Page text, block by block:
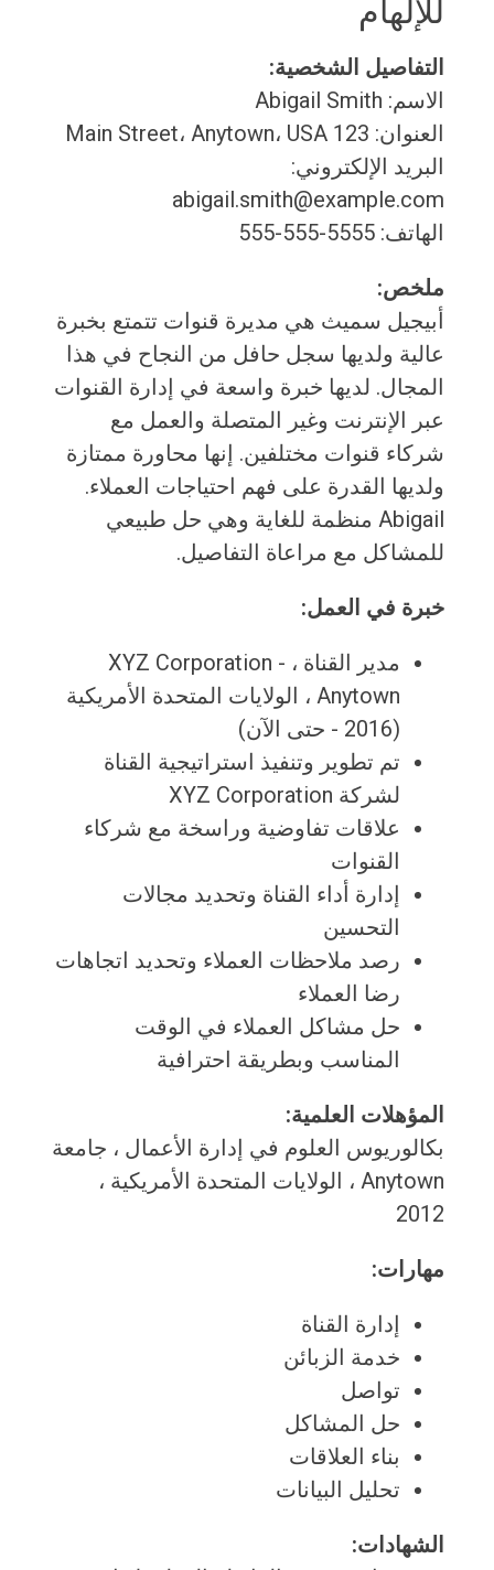
للإلهام
التفاصيل الشخصية:
الاسم: Abigail Smith
العنوان: 123 Main Street، Anytown، USA
البريد الإلكتروني:
abigail.smith@example.com
الهاتف: 5555-555-555
ملخص:
أبيجيل سميث هي مديرة قنوات تتمتع بخبرة
عالية ولديها سجل حافل من النجاح في هذا
المجال. لديها خبرة واسعة في إدارة القنوات
عبر الإنترنت وغير المتصلة والعمل مع
شركاء قنوات مختلفين. إنها محاورة ممتازة
ولديها القدرة على فهم احتياجات العملاء.
Abigail منظمة للغاية وهي حل طبيعي
للمشاكل مع مراعاة التفاصيل.
خبرة في العمل:
مدير القناة ، XYZ Corporation -
Anytown ، الولايات المتحدة الأمريكية
(2016 - حتى الآن)
تم تطوير وتنفيذ استراتيجية القناة
لشركة XYZ Corporation
علاقات تفاوضية وراسخة مع شركاء
القنوات
إدارة أداء القناة وتحديد مجالات
التحسين
رصد ملاحظات العملاء وتحديد اتجاهات
رضا العملاء
حل مشاكل العملاء في الوقت
المناسب وبطريقة احترافية
المؤهلات العلمية:
بكالوريوس العلوم في إدارة الأعمال ، جامعة
Anytown ، الولايات المتحدة الأمريكية ،
2012
مهارات:
إدارة القناة
خدمة الزبائن
تواصل
حل المشاكل
بناء العلاقات
تحليل البيانات
الشهادات: